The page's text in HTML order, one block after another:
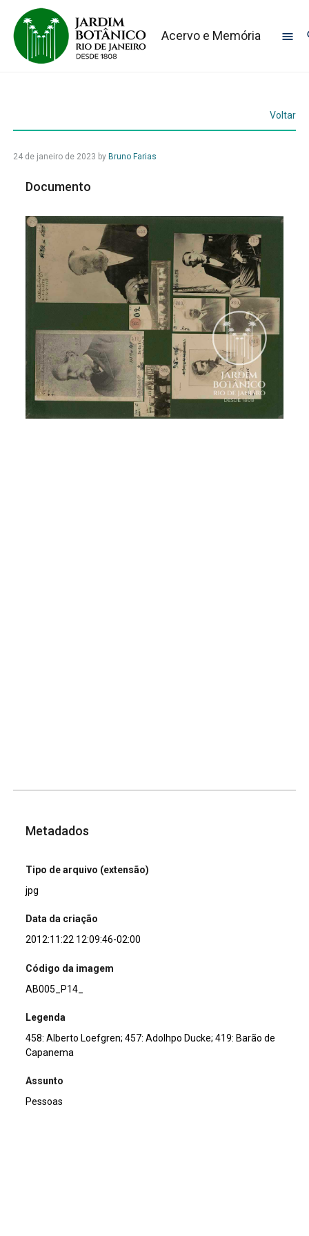
Acervo e Memória
Voltar
24 de janeiro de 2023 by Bruno Farias
Documento
Metadados
Tipo de arquivo (extensão)
jpg
Data da criação
2012:11:22 12:09:46-02:00
Código da imagem
AB005_P14_
Legenda
458: Alberto Loefgren; 457: Adolhpo Ducke; 419: Barão de
Capanema
Assunto
Pessoas